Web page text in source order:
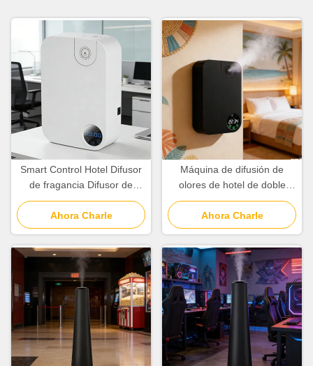
Smart Control Hotel Difusor
de fragancia Difusor de
aroma inalámbrico con
tecnología de dos fluidos
Ahora Charle
Máquina de difusión de
olores de hotel de doble
colocación PP / PC con
capacidad de aceite esencial
de 180 ml
Ahora Charle